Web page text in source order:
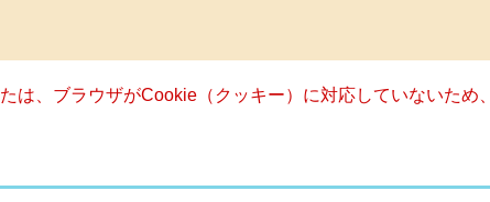
は、ブラウザがCookie（クッキー）に対応していないため